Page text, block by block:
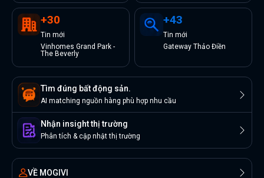
+30
Tin mới
Vinhomes Grand Park -
The Beverly
+43
Tin mới
Gateway Thảo Điền
Tìm đúng bất động sản.
AI matching nguồn hàng phù hợp nhu cầu
Nhận insight thị trường
Phân tích & cập nhật thị trường
VỀ MOGIVI